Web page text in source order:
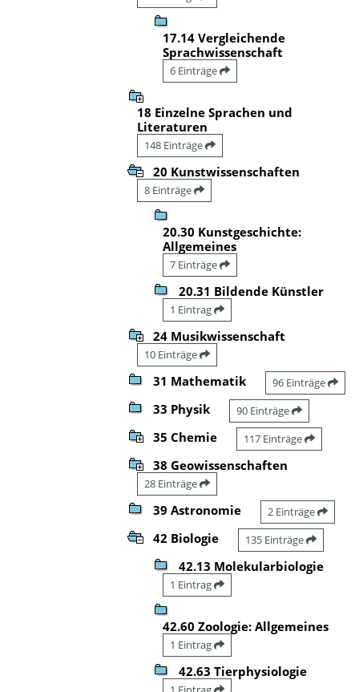
17.14 Vergleichende
Sprachwissenschaft
6 Einträge
18 Einzelne Sprachen und
Literaturen
148 Einträge
20 Kunstwissenschaften
8 Einträge
20.30 Kunstgeschichte:
Allgemeines
7 Einträge
20.31 Bildende Künstler
1 Eintrag
24 Musikwissenschaft
10 Einträge
31 Mathematik 96 Einträge
33 Physik 90 Einträge
35 Chemie 117 Einträge
38 Geowissenschaften
28 Einträge
39 Astronomie 2 Einträge
42 Biologie 135 Einträge
42.13 Molekularbiologie
1 Eintrag
42.60 Zoologie: Allgemeines
1 Eintrag
42.63 Tierphysiologie